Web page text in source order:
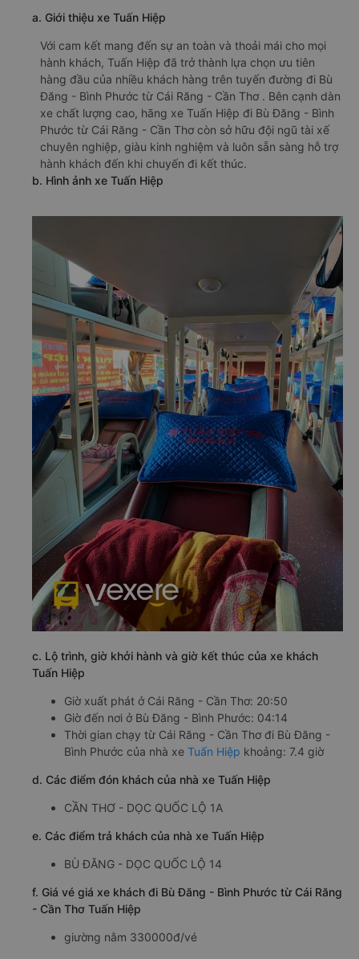
🚌 3. Xe Tuấn Hiệp khởi hành tại Bến xe trung tâm
Cần Thơ
a. Giới thiệu xe Tuấn Hiệp
Với cam kết mang đến sự an toàn và thoải mái cho mọi
hành khách, Tuấn Hiệp đã trở thành lựa chọn ưu tiên
hàng đầu của nhiều khách hàng trên tuyến đường đi Bù
Đăng - Bình Phước từ Cái Răng - Cần Thơ . Bên cạnh dàn
xe chất lượng cao, hãng xe Tuấn Hiệp đi Bù Đăng - Bình
Phước từ Cái Răng - Cần Thơ còn sở hữu đội ngũ tài xế
b. Hình ảnh xe Tuấn Hiệp
c. Lộ trình, giờ khởi hành và giờ kết thúc của xe khách
Tuấn Hiệp
Giờ xuất phát ở Cái Răng - Cần Thơ: 20:50
Giờ đến nơi ở Bù Đăng - Bình Phước: 04:14
Bình Phước của nhà xe Tuấn Hiệp
d. Các điểm đón khách của nhà xe Tuấn Hiệp
CẦN THƠ - DỌC QUỐC LỘ 1A
e. Các điểm trả khách của nhà xe Tuấn Hiệp